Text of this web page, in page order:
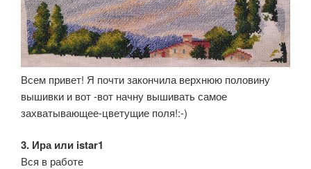
Всем привет! Я почти закончила верхнюю половину
вышивки и вот -вот начну вышивать самое
захватывающее-цветущие поля!:-)
3. Ира или istar1
Вся в работе